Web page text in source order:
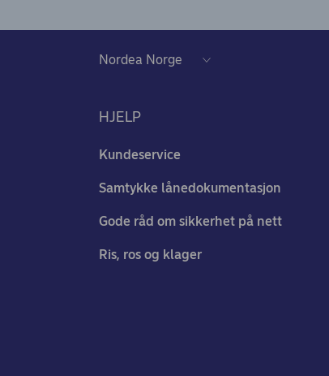
HJELP
Kundeservice
Samtykke lånedokumentasjon
Gode råd om sikkerhet på nett
Ris, ros og klager